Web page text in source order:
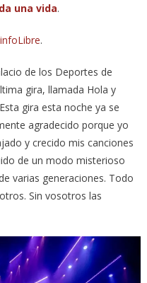
una vida.
.
de los Deportes de
gira, llamada Hola y
gira esta noche ya se
agradecido porque yo
y crecido mis canciones
de un modo misterioso
varias generaciones. Todo
Sin vosotros las